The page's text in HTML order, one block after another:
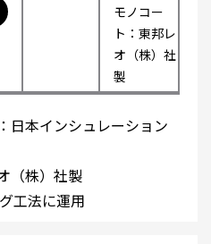
モノコー
ト：東邦レ
オ（株）社
製
日本インシュレーション
（株）社製
工法に運用